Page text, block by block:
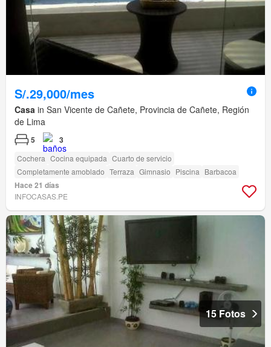
S/.29,000/mes
Casa in San Vicente de Cañete, Provincia de Cañete, Región
de Lima
5 3
Cochera Cocina equipada Cuarto de servicio
Completamente amoblado Terraza Gimnasio Piscina Barbacoa
Hace 21 días
INFOCASAS.PE
15 Fotos